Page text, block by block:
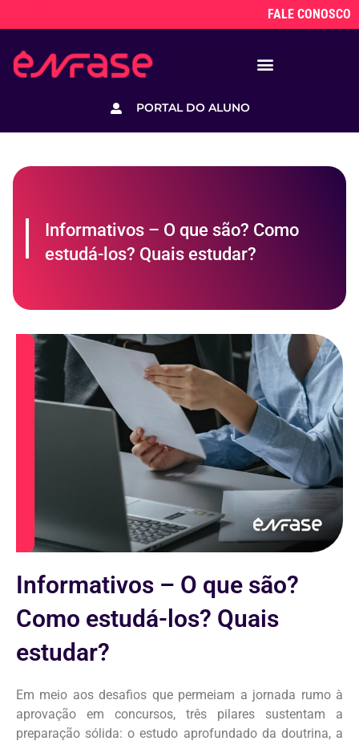
FALE CONOSCO
PORTAL DO ALUNO
Informativos – O que são? Como
estudá-los? Quais estudar?
Informativos – O que são?
Como estudá-los? Quais
estudar?
Em meio aos desafios que permeiam a jornada rumo à
aprovação em concursos, três pilares sustentam a
preparação sólida: o estudo aprofundado da doutrina, a